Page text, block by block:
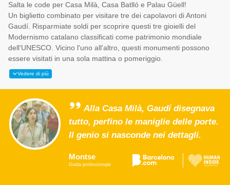
Salta le code per Casa Milà, Casa Batlló e Palau Güell!
Un biglietto combinato per visitare tre dei capolavori di Antoni
Gaudí. Risparmiate soldi per scoprire questi tre gioielli del
Modernismo catalano classificati come patrimonio mondiale
dell'UNESCO. Vicino l'uno all'altro, questi monumenti possono
essere visitati in una sola mattina o pomeriggio.
Vedere di più
Alla Casa Milà, Gaudí disegnava
tutto, perfino le maniglie delle porte.
Il genio si nasconde nei dettagli.
Montse
Guida professionale